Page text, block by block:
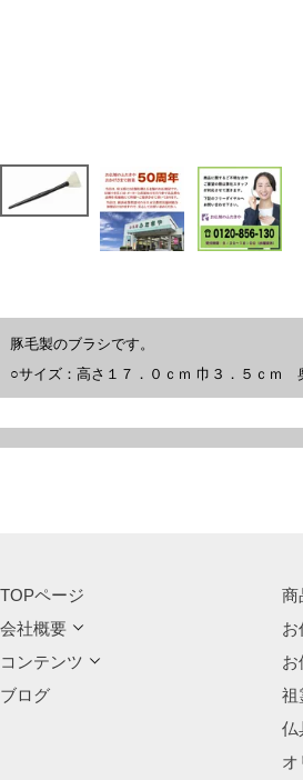
豚毛製のブラシです。
○サイズ：高さ１７．０ｃｍ 巾３．５ｃｍ
TOPページ
会社概要
コンテンツ
ブログ
商
お
お
祖
仏
オ